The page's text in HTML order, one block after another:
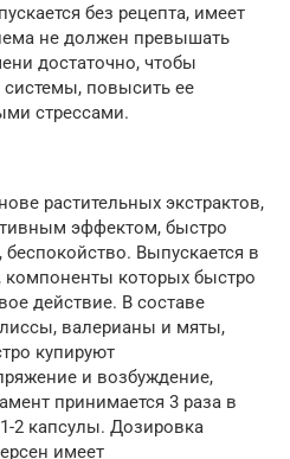
без рецепта, имеет
не должен превышать
достаточно, чтобы
системы, повысить ее
стрессами.
растительных экстрактов,
эффектом, быстро
Выпускается в
компоненты которых быстро
действие. В составе
валерианы и мяты,
купируют
и возбуждение,
принимается 3 раза в
2 капсулы. Дозировка
имеет